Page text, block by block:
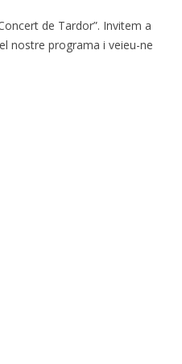
de Tardor”. Invitem a
nostre programa i veieu-ne